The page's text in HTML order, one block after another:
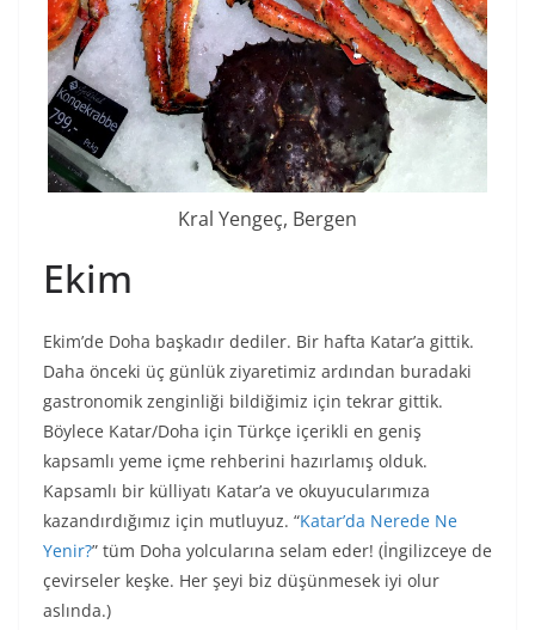
Kral Yengeç, Bergen
Ekim
Ekim’de Doha başkadır dediler. Bir hafta Katar’a gittik.
Daha önceki üç günlük ziyaretimiz ardından buradaki
gastronomik zenginliği bildiğimiz için tekrar gittik.
Böylece Katar/Doha için Türkçe içerikli en geniş
kapsamlı yeme içme rehberini hazırlamış olduk.
Kapsamlı bir külliyatı Katar’a ve okuyucularımıza
kazandırdığımız için mutluyuz. “Katar’da Nerede Ne
Yenir?” tüm Doha yolcularına selam eder! (İngilizceye de
çevirseler keşke. Her şeyi biz düşünmesek iyi olur
aslında.)